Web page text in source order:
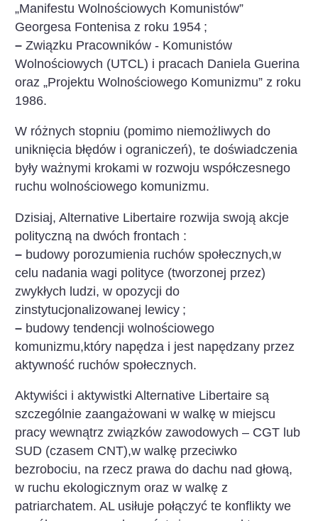
„Manifestu Wolnościowych Komunistów”
Georgesa Fontenisa z roku 1954 ;
– Związku Pracowników - Komunistów
Wolnościowych (UTCL) i pracach Daniela Guerina
oraz „Projektu Wolnościowego Komunizmu” z roku
1986.
W różnych stopniu (pomimo niemożliwych do
uniknięcia błędów i ograniczeń), te doświadczenia
były ważnymi krokami w rozwoju współczesnego
ruchu wolnościowego komunizmu.
Dzisiaj, Alternative Libertaire rozwija swoją akcje
polityczną na dwóch frontach :
– budowy porozumienia ruchów społecznych,w
celu nadania wagi polityce (tworzonej przez)
zwykłych ludzi, w opozycji do
zinstytucjonalizowanej lewicy ;
– budowy tendencji wolnościowego
komunizmu,który napędza i jest napędzany przez
aktywność ruchów społecznych.
Aktywiści i aktywistki Alternative Libertaire są
szczególnie zaangażowani w walkę w miejscu
pracy wewnątrz związków zawodowych – CGT lub
SUD (czasem CNT),w walkę przeciwko
bezrobociu, na rzecz prawa do dachu nad głową,
w ruchu ekologicznym oraz w walkę z
patriarchatem. AL usiłuje połączyć te konflikty we